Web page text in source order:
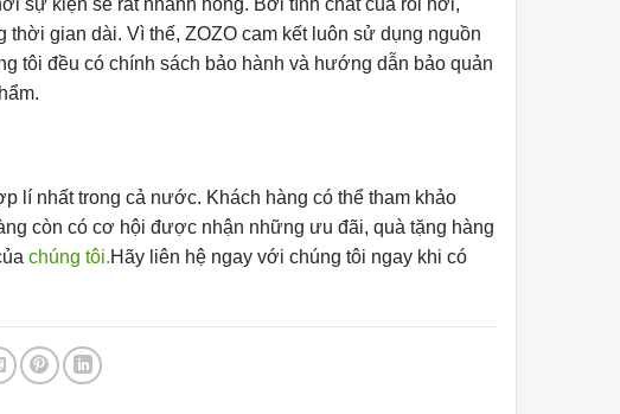
sự kiện sẽ rất nhanh hỏng. Bởi tính chất của rối hơi,
gian dài. Vì thế, ZOZO cam kết luôn sử dụng nguồn
tôi đều có chính sách bảo hành và hướng dẫn bảo quản
lí nhất trong cả nước. Khách hàng có thể tham khảo
còn có cơ hội được nhận những ưu đãi, quà tặng hàng
chúng tôi.Hãy liên hệ ngay với chúng tôi ngay khi có